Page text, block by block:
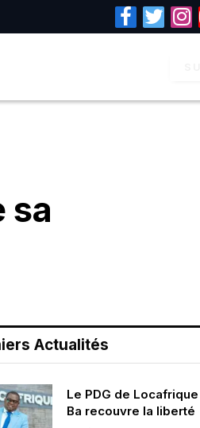
Facebook
Twitter
sa
Actualités
Le PDG de
Ba recouvre la liberté